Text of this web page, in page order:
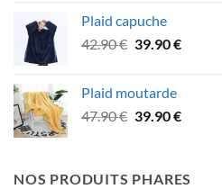
Plaid capuche
42.90€ Le
était :
42.90 €.
39.90€Le
39.90 €.
Plaid moutarde
47.90€ Le
était :
39.90€Le
est :
NOS PRODUITS PHARES